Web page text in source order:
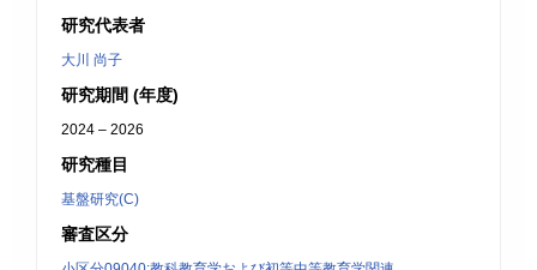
研究代表者
大川 尚子
研究期間 (年度)
2024 – 2026
研究種目
基盤研究(C)
審査区分